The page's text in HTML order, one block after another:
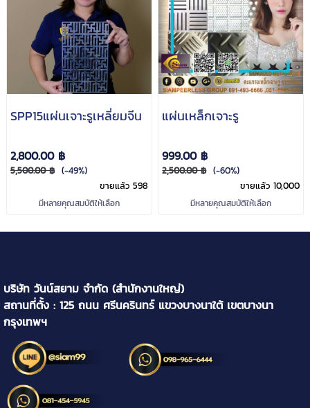
SPP15แผ่นเจาะรูเหลี่ยมจีน
2,800.00 ฿
5,500.00 ฿ (-49%)
ขายแล้ว 598
มีหลายคุณสมบัติให้เลือก
แผ่นเหล็กเจาะรู
999.00 ฿
2,500.00 ฿ (-60%)
ขายแล้ว 10,000
มีหลายคุณสมบัติให้เลือก
บริษัท วันน์สยาม จำกัด (สำนักงานใหญ่)
สถานที่ตั้ง : 125 ถนน ศรีนครินทร์ แขวงบางนาใต้ เขตบางนา
กรุงเทพฯ